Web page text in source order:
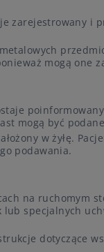
zarejestrowany i
mogą one
mogą być
w żyłę.
podawania.
na ruchomym
lub specjalnych
dotyczące